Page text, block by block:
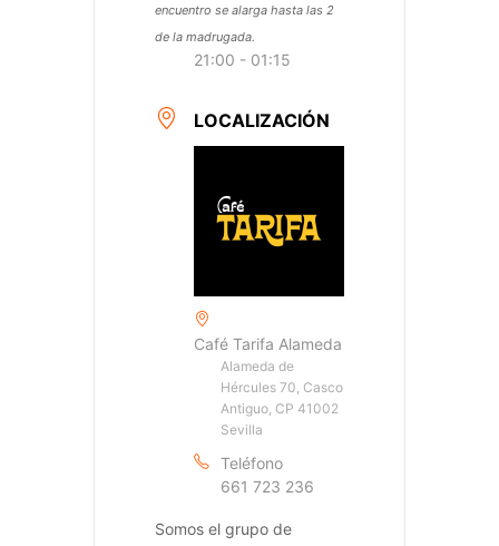
encuentro se alarga hasta las 2
de la madrugada.
21:00 - 01:15
LOCALIZACIÓN
Café Tarifa Alameda
Alameda de
Hércules 70, Casco
Antiguo, CP 41002
Sevilla
Teléfono
661 723 236
Somos el grupo de